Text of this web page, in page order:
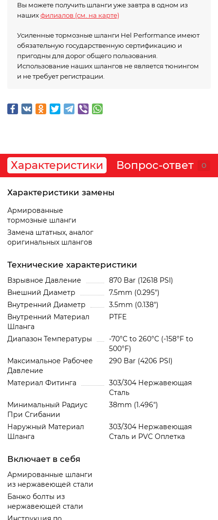
Вы можете получить шланги уже завтра в одном из
нашихфилиалов (см. на карте)
Усиленные тормозные шланги Hel Performance имеют
обязательную государственную сертификацию и
пригодны для дорог общего пользования.
Использование наших шлангов не является тюнингом
и не требует регистрации.
Характеристики Вопрос-ответ 0
Характеристики замены
Армированные
тормозные шланги
Замена штатных, аналог
оригинальных шлангов
Технические характеристики
Взрывное Давление
870 Bar (12618 PSI)
Внешний Диаметр
7.5mm (0.295")
Внутренний Диаметр
3.5mm (0.138")
Внутренний Материал
Шланга
PTFE
Диапазон Температуры
-70°C to 260°C (-158°F to
500°F)
Максимальное Рабочее
Давление
290 Bar (4206 PSI)
Материал Фитинга
303/304 Нержавеющая
Сталь
Минимальный Радиус
При Сгибании
38mm (1.496")
Наружный Материал
Шланга
303/304 Нержавеющая
Сталь и PVC Oплетка
Включает в себя
Армированные шланги
из нержавеющей стали
Банжо болты из
нержавеющей стали